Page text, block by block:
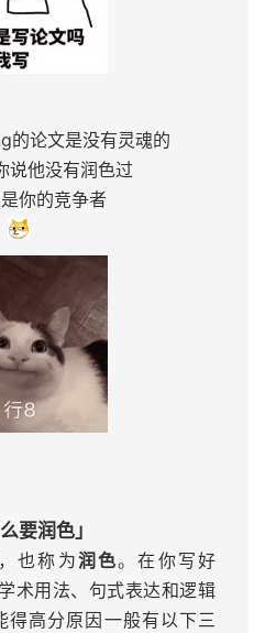
论文是没有灵魂的
说他没有润色过
你的竞争者
要润色」
也称为润色。在你写好
术用法、句式表达和逻辑
得高分原因一般有以下三